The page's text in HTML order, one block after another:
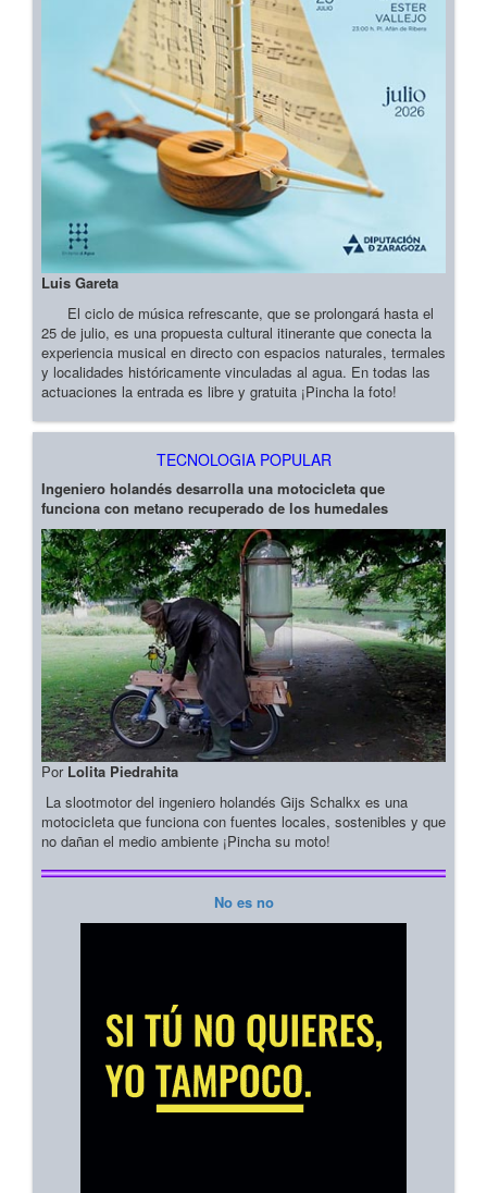
Luis Gareta
El ciclo de música refrescante, que se prolongará hasta el
25 de julio, es una propuesta cultural itinerante que conecta la
experiencia musical en directo con espacios naturales, termales
y localidades históricamente vinculadas al agua. En todas las
actuaciones la entrada es libre y gratuita ¡Pincha la foto!
TECNOLOGIA POPULAR
Ingeniero holandés desarrolla una motocicleta que
funciona con metano recuperado de los humedales
Por Lolita Piedrahita
La slootmotor del ingeniero holandés Gijs Schalkx es una
motocicleta que funciona con fuentes locales, sostenibles y que
no dañan el medio ambiente ¡Pincha su moto!
No es no